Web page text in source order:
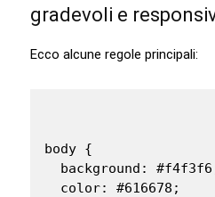
gradevoli e
Ecco alcune regole principali:
body {
background:
  color: #616678;